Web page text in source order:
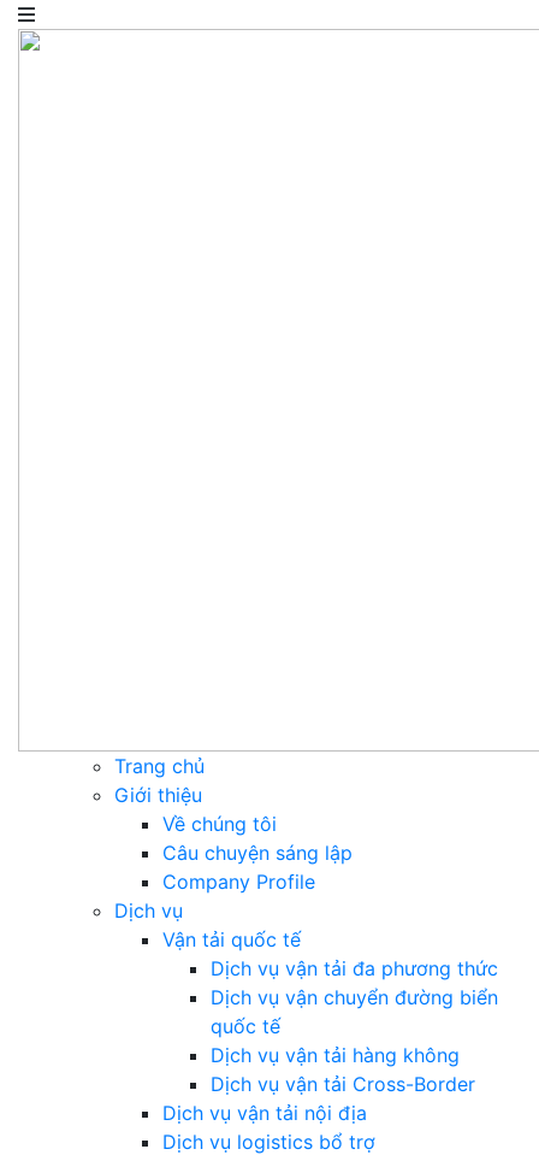
Trang chủ
Giới thiệu
Về chúng tôi
Câu chuyện sáng lập
Company Profile
Dịch vụ
Vận tải quốc tế
Dịch vụ vận tải đa phương thức
Dịch vụ vận chuyển đường biển
quốc tế
Dịch vụ vận tải hàng không
Dịch vụ vận tải Cross-Border
Dịch vụ vận tải nội địa
Dịch vụ logistics bổ trợ